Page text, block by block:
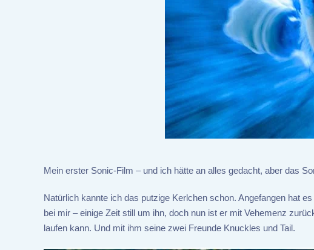
Mein erster Sonic-Film – und ich hätte an alles gedacht, aber das
Natürlich kannte ich das putzige Kerlchen schon. Angefangen hat
bei mir – einige Zeit still um ihn, doch nun ist er mit Vehemenz
laufen kann. Und mit ihm seine zwei Freunde Knuckles und Tail.